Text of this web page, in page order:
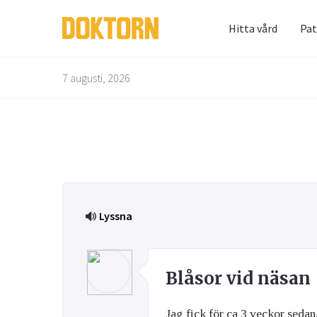
Hitta vård
Kvinnans hälsa
7 augusti, 2026
Lyssna
Blåsor vid näsan
Jag fick för ca 3 veckor